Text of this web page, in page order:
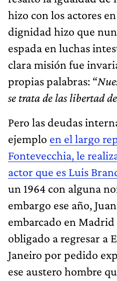
hizo con los actores
dignidad hizo que
espada en luchas
clara misión fue
propias palabras: “
se trata de las libertad
Pero las deudas
ejemplo en el largo
Fontevecchia, le
actor que es Luis
un 1964 con alguna
embargo ese año,
embarcado en Madrid
obligado a regresar a
Janeiro por pedido
ese austero hombre